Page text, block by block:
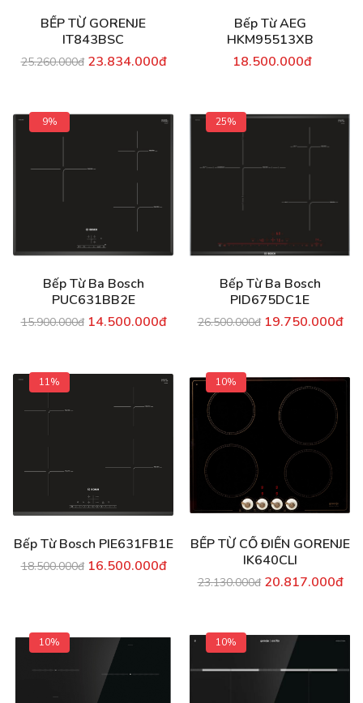
BẾP TỪ GORENJE
IT843BSC
25.260.000đ 23.834.000đ
Bếp Từ AEG
HKM95513XB
18.500.000đ
9%
Bếp Từ Ba Bosch
PUC631BB2E
15.900.000đ 14.500.000đ
25%
Bếp Từ Ba Bosch
PID675DC1E
26.500.000đ 19.750.000đ
11%
Bếp Từ Bosch PIE631FB1E
18.500.000đ 16.500.000đ
10%
BẾP TỪ CỔ ĐIỂN GORENJE
IK640CLI
23.130.000đ 20.817.000đ
10% 10%